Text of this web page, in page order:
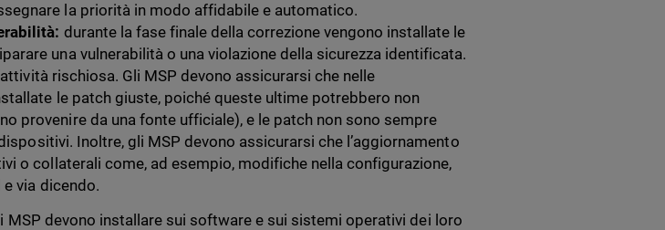
la priorità in modo affidabile e automatico.
durante la fase finale della correzione vengono installate le
una vulnerabilità o una violazione della sicurezza identificata.
rischiosa. Gli MSP devono assicurarsi che nelle
le patch giuste, poiché queste ultime potrebbero non
provenire da una fonte ufficiale), e le patch non sono sempre
Inoltre, gli MSP devono assicurarsi che l’aggiornamento
o collaterali come, ad esempio, modifiche nella configurazione,
via dicendo.
MSP devono installare sui software e sui sistemi operativi dei loro